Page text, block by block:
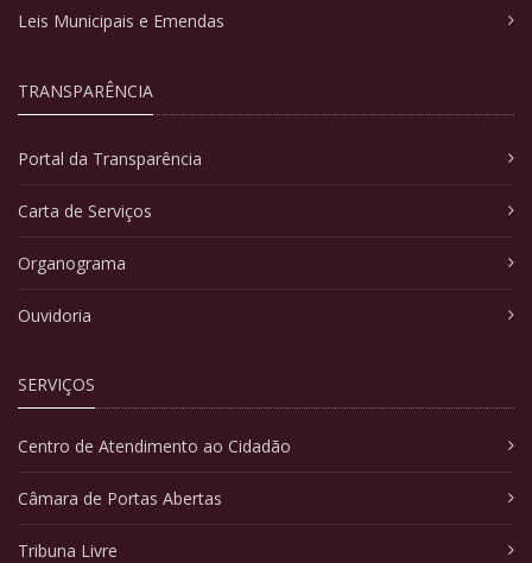
Leis Municipais e Emendas
TRANSPARÊNCIA
Portal da Transparência
Carta de Serviços
Organograma
Ouvidoria
SERVIÇOS
Centro de Atendimento ao Cidadão
Câmara de Portas Abertas
Tribuna Livre